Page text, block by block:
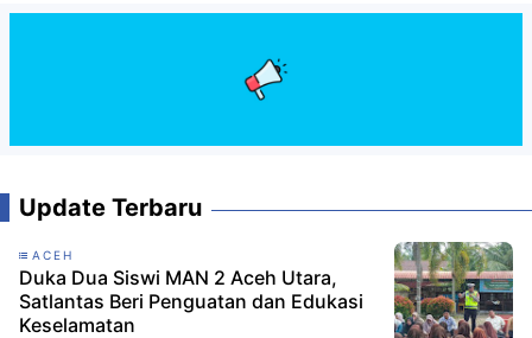
Update Terbaru
ACEH
Duka Dua Siswi MAN 2 Aceh Utara,
Satlantas Beri Penguatan dan Edukasi
Keselamatan